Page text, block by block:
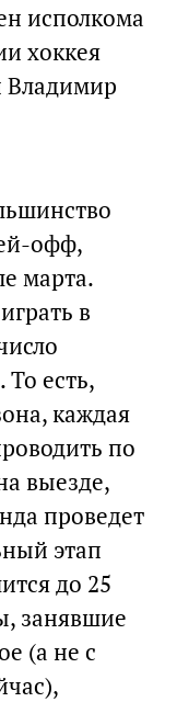
исполкома
хоккея
Владимир
офф,
марта.
в
есть,
каждая
по
выезде,
проведет
этап
до 25
занявшие
(а не с